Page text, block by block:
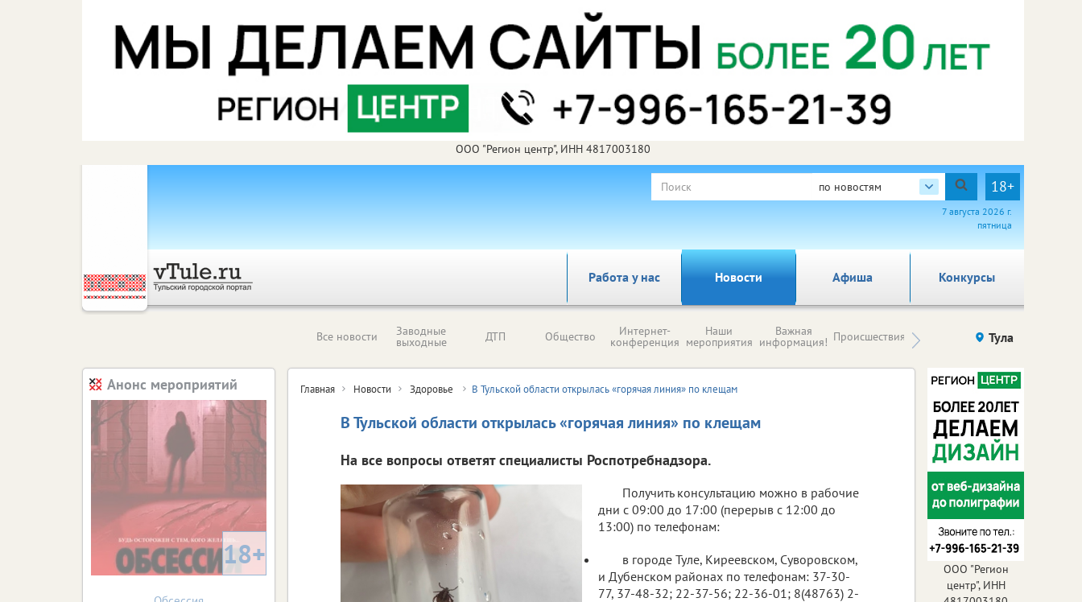
ООО "Регион центр", ИНН 4817003180
по новостям 18+
7 августа 2026 г.
пятница
Работа у нас Новости Афиша Конкурсы
Все новости Заводные
выходные ДТП Общество Интернет-
конференция
Наши
мероприятия
Важная
информация! Происшествия Здоровье компаний (на
Тула
Главная Новости Здоровье В Тульской области открылась «горячая линия» по клещам
В Тульской области открылась «горячая линия» по клещам
На все вопросы ответят специалисты Роспотребнадзора.
Получить консультацию можно в рабочие
дни с 09:00 до 17:00 (перерыв с 12:00 до
13:00) по телефонам:
в городе Туле, Киреевском, Суворовском,
и Дубенском районах по телефонам: 37-30-
77, 37-48-32; 22-37-56; 22-36-01; 8(48763) 2-
Анонс мероприятий
18+
ООО "Регион
центр", ИНН